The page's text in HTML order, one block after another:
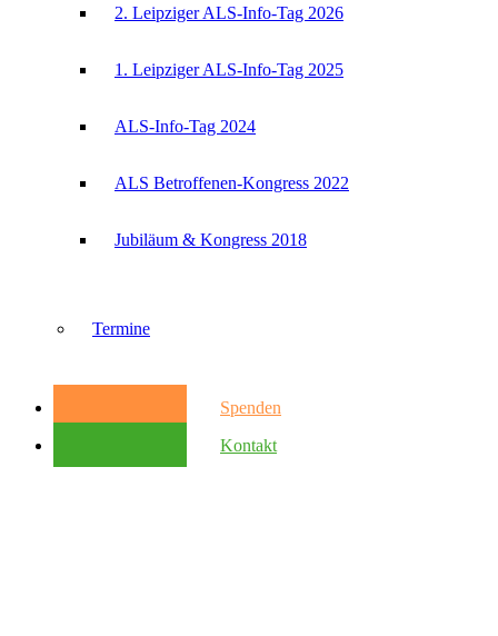
2. Leipziger ALS-Info-Tag 2026
1. Leipziger ALS-Info-Tag 2025
ALS-Info-Tag 2024
ALS Betroffenen-Kongress 2022
Jubiläum & Kongress 2018
Termine
Spenden
Kontakt